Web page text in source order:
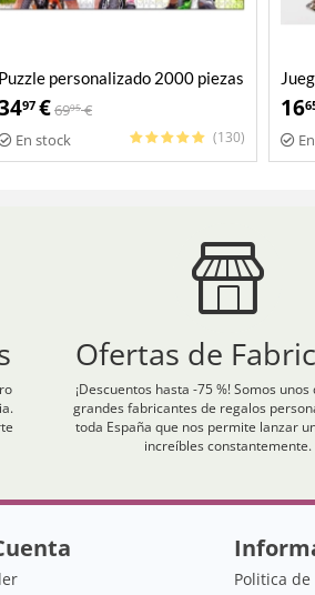
Puzzle personalizado 2000 piezas
97 €6995 €
En stock
(130)
16
Ofertas de
¡Descuentos hasta -75 %! Somos
grandes fabricantes de regalos
toda España que nos permite lanzar
increíbles constantemente.
Politica